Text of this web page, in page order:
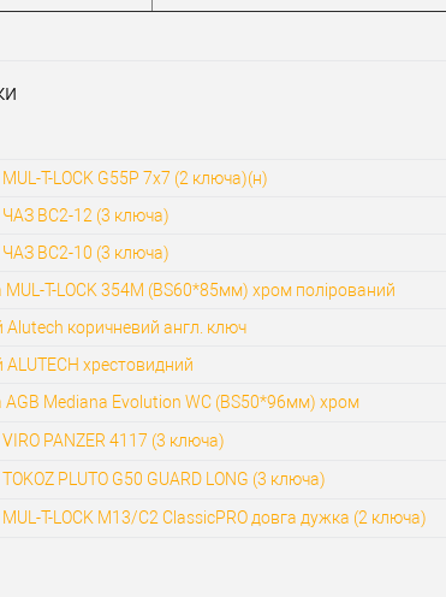
T-LOCK G55P 7x7 (2 ключа)(н)
ЧАЗ ВС2-12 (3 ключа)
ЧАЗ ВС2-10 (3 ключа)
T-LOCK 354M (BS60*85мм) хром полірований
коричневий англ. ключ
хрестовидний
AGB Mediana Evolution WC (BS50*96мм) хром
PANZER 4117 (3 ключа)
PLUTO G50 GUARD LONG (3 ключа)
T-LOCK M13/C2 ClassicPRO довга дужка (2 ключа)